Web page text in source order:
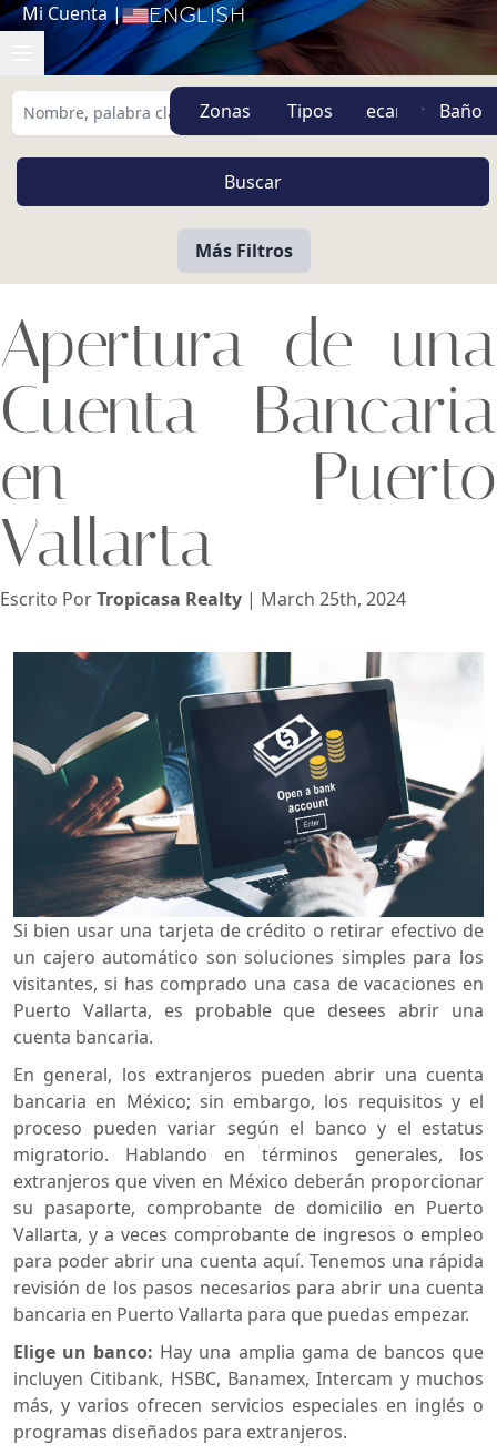
Mi Cuenta | English
Zonas Tipos
Más Filtros
Pie de Playa
MXN
Menor Precio Primero
Apertura de una
Cuenta Bancaria
en Puerto
Vallarta
Escrito PorTropicasa Realty | March 25th, 2024
Si bien usar una tarjeta de crédito o retirar efectivo de
un cajero automático son soluciones simples para los
visitantes, si has comprado una casa de vacaciones en
Puerto Vallarta, es probable que desees abrir una
cuenta bancaria.
En general, los extranjeros pueden abrir una cuenta
bancaria en México; sin embargo, los requisitos y el
proceso pueden variar según el banco y el estatus
migratorio. Hablando en términos generales, los
extranjeros que viven en México deberán proporcionar
su pasaporte, comprobante de domicilio en Puerto
Vallarta, y a veces comprobante de ingresos o empleo
para poder abrir una cuenta aquí. Tenemos una rápida
revisión de los pasos necesarios para abrir una cuenta
bancaria en Puerto Vallarta para que puedas empezar.
Elige un banco: Hay una amplia gama de bancos que
incluyen Citibank, HSBC, Banamex, Intercam y muchos
más, y varios ofrecen servicios especiales en inglés o
programas diseñados para extranjeros.